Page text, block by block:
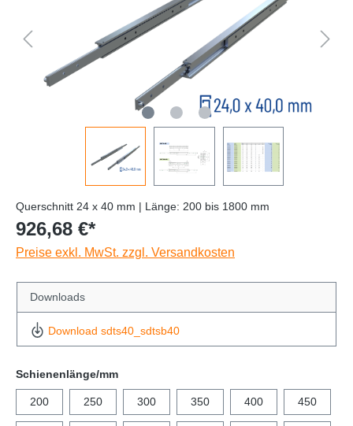
Querschnitt 24 x 40 mm | Länge: 200 bis 1800 mm
926,68 €*
Preise exkl. MwSt. zzgl. Versandkosten
Downloads
Download sdts40_sdtsb40
Schienenlänge/mm
200 250 300 350 400 450